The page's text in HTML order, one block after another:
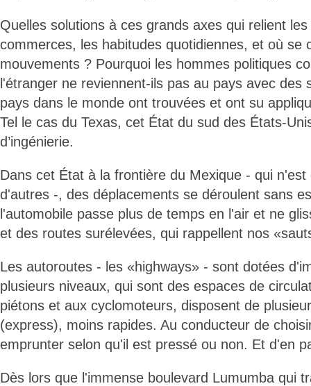
Quelles solutions à ces grands axes qui relient
commerces, les habitudes quotidiennes, et où se
mouvements ? Pourquoi les hommes politiques
l'étranger ne reviennent-ils pas au pays avec des
pays dans le monde ont trouvées et ont su
Tel le cas du Texas, cet État du sud des États-
d’ingénierie.
Dans cet État à la frontière du Mexique - qui
d'autres -, des déplacements se déroulent sans
l'automobile passe plus de temps en l'air et ne
et des routes surélevées, qui rappellent nos
Les autoroutes - les «highways» - sont dotées
plusieurs niveaux, qui sont des espaces de
piétons et aux cyclomoteurs, disposent de
(express), moins rapides. Au conducteur de
emprunter selon qu'il est pressé ou non. Et d'en
Dès lors que l'immense boulevard Lumumba qui